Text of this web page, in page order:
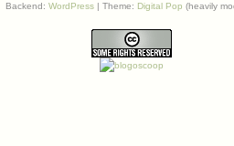
Backend: WordPress| Theme: Digital Pop (heavily